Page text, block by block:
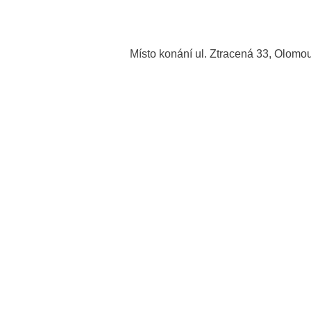
Místo konání ul. Ztracená 33,